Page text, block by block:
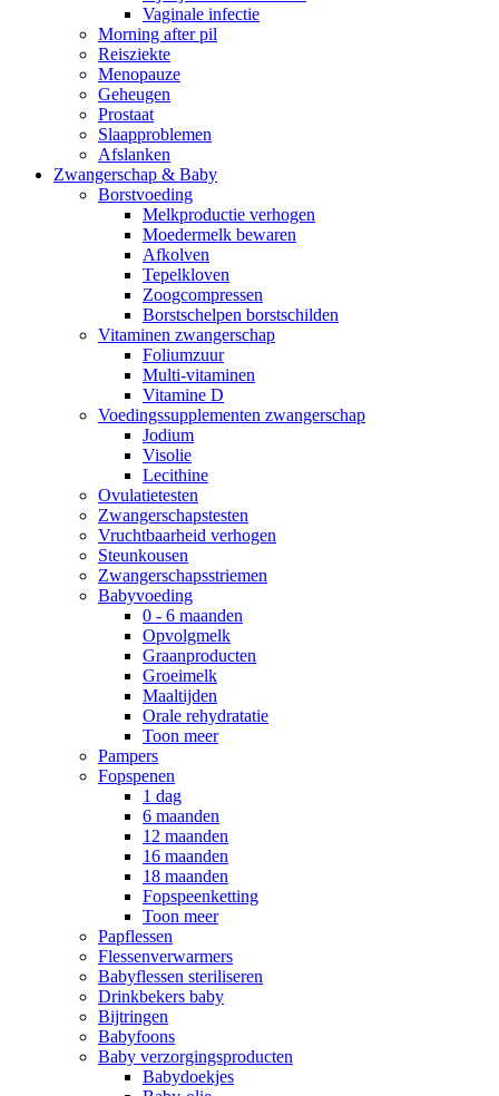
Vaginale infectie
Morning after pil
Reisziekte
Menopauze
Geheugen
Prostaat
Slaapproblemen
Afslanken
Zwangerschap & Baby
Borstvoeding
Melkproductie verhogen
Moedermelk bewaren
Afkolven
Tepelkloven
Zoogcompressen
Borstschelpen borstschilden
Vitaminen zwangerschap
Foliumzuur
Multi-vitaminen
Vitamine D
Voedingssupplementen zwangerschap
Jodium
Visolie
Lecithine
Ovulatietesten
Zwangerschapstesten
Vruchtbaarheid verhogen
Steunkousen
Zwangerschapsstriemen
Babyvoeding
0 - 6 maanden
Opvolgmelk
Graanproducten
Groeimelk
Maaltijden
Orale rehydratatie
Toon meer
Pampers
Fopspenen
1 dag
6 maanden
12 maanden
16 maanden
18 maanden
Fopspeenketting
Toon meer
Papflessen
Flessenverwarmers
Babyflessen steriliseren
Drinkbekers baby
Bijtringen
Babyfoons
Baby verzorgingsproducten
Babydoekjes